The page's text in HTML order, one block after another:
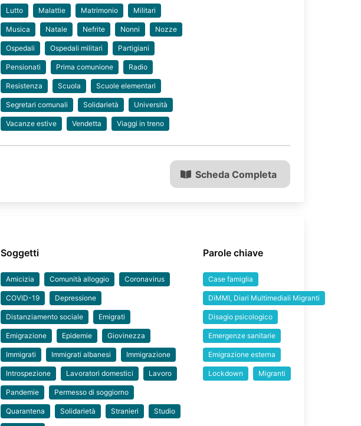
Lutto Malattie Matrimonio Militari
Musica Natale Nefrite Nonni Nozze
Ospedali Ospedali militari Partigiani
Pensionati Prima comunione Radio
Resistenza Scuola Scuole elementari
Segretari comunali Solidarietà Università
Vacanze estive Vendetta Viaggi in treno
Scheda Completa
Soggetti
Amicizia Comunità alloggio Coronavirus
COVID-19 Depressione
Distanziamento sociale Emigrati
Emigrazione Epidemie Giovinezza
Immigrati Immigrati albanesi Immigrazione
Introspezione Lavoratori domestici Lavoro
Pandemie Permesso di soggiorno
Quarantena Solidarietà Stranieri Studio
Parole chiave
Case famiglia
DiMMI, Diari Multimediali Migranti
Disagio psicologico
Emergenze sanitarie
Emigrazione esterna
Lockdown Migranti